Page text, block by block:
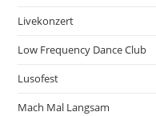
Livekonzert
Low Frequency Dance Club
Lusofest
Mach Mal Langsam